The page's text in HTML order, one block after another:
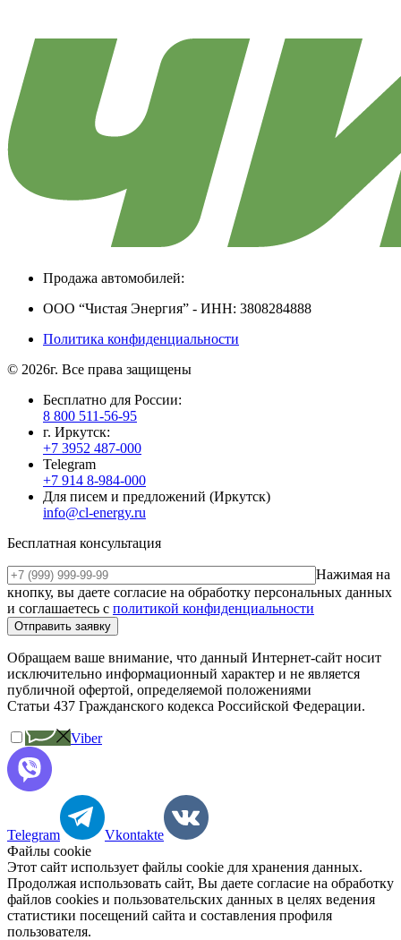
Продажа автомобилей:
ООО “Чистая Энергия” - ИНН: 3808284888
Политика конфиденциальности
© 2026г. Все права защищены
Бесплатно для России:
8 800 511-56-95
г. Иркутск:
+7 3952 487-000
Telegram
+7 914 8-984-000
Для писем и предложений (Иркутск)
info@cl-energy.ru
Бесплатная консультация
Нажимая на
кнопку, вы даете согласие на обработку персональных данных
и соглашаетесь c политикой конфиденциальности
Обращаем ваше внимание, что данный Интернет-сайт носит
исключительно информационный характер и не является
публичной офертой, определяемой положениями
Статьи 437 Гражданского кодекса Российской Федерации.
Viber
Telegram
Vkontakte
Файлы cookie
Этот сайт использует файлы cookie для хранения данных.
Продолжая использовать сайт, Вы даете согласие на обработку
файлов cookies и пользовательских данных в целях ведения
статистики посещений сайта и составления профиля
пользователя.